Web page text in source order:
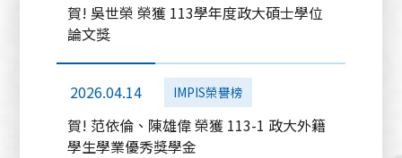
賀! 吳世榮 榮獲 113學年度政大碩士學位
論文獎
2026.04.14 IMPIS榮譽榜
賀! 范依倫、陳雄偉 榮獲 113-1 政大外籍
學生學業優秀獎學金